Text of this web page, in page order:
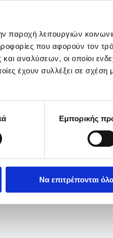
παροχή λειτουργιών
που αφορούν τον
αναλύσεων, οι οποίοι
έχουν συλλέξει σε σχέση
Εμπορικής
Να επιτρέπονται